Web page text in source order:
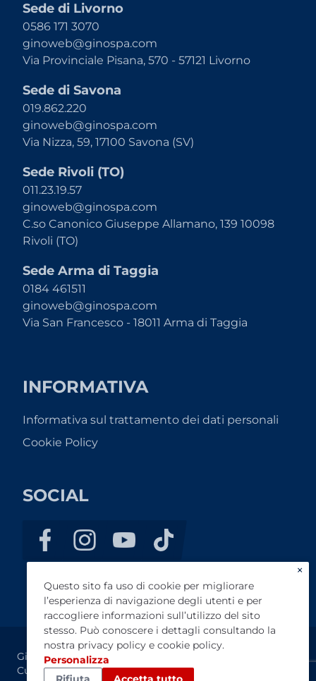
Sede di Livorno
0586 171 3070
ginoweb@ginospa.com
Via Provinciale Pisana, 570 - 57121 Livorno
Sede di Savona
019.862.220
ginoweb@ginospa.com
Via Nizza, 59, 17100 Savona (SV)
Sede Rivoli (TO)
011.23.19.57
ginoweb@ginospa.com
C.so Canonico Giuseppe Allamano, 139 10098
Rivoli (TO)
Sede Arma di Taggia
0184 461511
ginoweb@ginospa.com
Via San Francesco - 18011 Arma di Taggia
INFORMATIVA
Informativa sul trattamento dei dati personali
Cookie Policy
SOCIAL
Gino SPA - P.IVA 00180290041 - Registro Imprese di
Cuneo n. 00180290041-REA CN-90311 – Cap. Sociale
×
Questo sito fa uso di cookie per migliorare
l’esperienza di navigazione degli utenti e per
raccogliere informazioni sull’utilizzo del sito
stesso. Può conoscere i dettagli consultando la
nostra privacy policy e cookie policy.
Personalizza